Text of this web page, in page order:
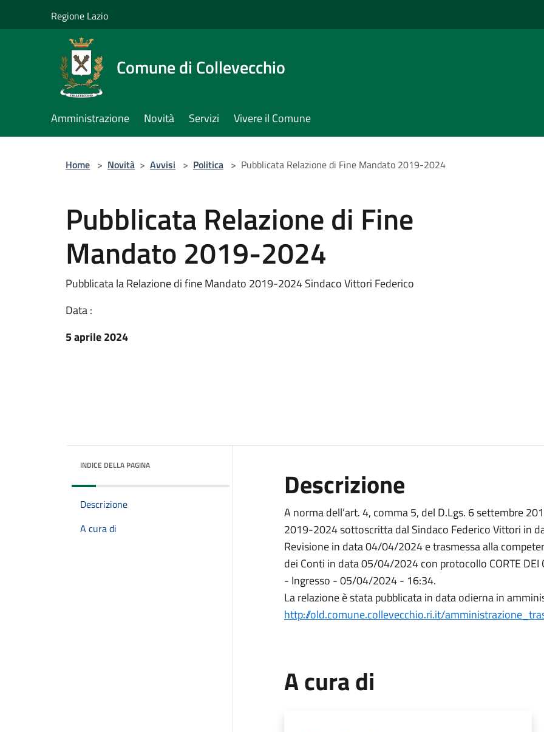
Regione Lazio
Comune di Collevecchio
Amministrazione Novità Servizi Vivere il Comune
Home > Novità > Avvisi > Politica > Pubblicata Relazione di Fine Mandato 2019-2024
Pubblicata Relazione di Fine
Mandato 2019-2024
Pubblicata la Relazione di fine Mandato 2019-2024 Sindaco Vittori Federico
Data :
5 aprile 2024
INDICE DELLA PAGINA
Descrizione
A cura di
Descrizione
A norma dell’art. 4, comma 5, del D.Lgs. 6 settembre
2019-2024 sottoscritta dal Sindaco Federico Vittori in
Revisione in data 04/04/2024 e trasmessa alla
dei Conti in data 05/04/2024 con protocollo CORTE
- Ingresso - 05/04/2024 - 16:34.
La relazione è stata pubblicata in data odierna in
http://old.comune.collevecchio.ri.it/
A cura di